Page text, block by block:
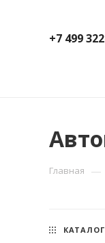
+7 499
Главная —
КАТАЛОГ